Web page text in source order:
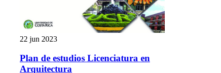
22 jun 2023
Plan de estudios Licenciatura en
Arquitectura